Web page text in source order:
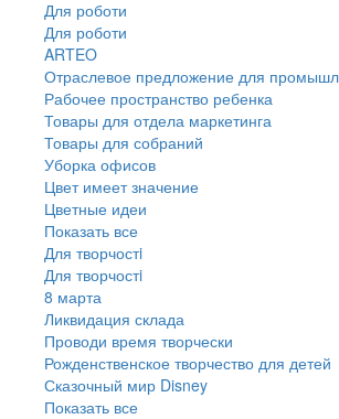
Для роботи
Для роботи
ARTEO
Отраслевое предложение для
Рабочее пространство ребенка
Товары для отдела маркетинга
Товары для собраний
Уборка офисов
Цвет имеет значение
Цветные идеи
Показать все
Для творчостi
Для творчостi
8 марта
Ликвидация склада
Проводи время творчески
Рожденственское творчество для детей
Сказочный мир Disney
Показать все